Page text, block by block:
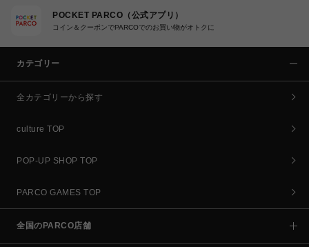
POCKET PARCO（公式アプリ）
コイン＆クーポンでPARCOでのお買い物がオトクに
カテゴリー
全カテゴリーから探す
culture TOP
POP-UP SHOP TOP
PARCO GAMES TOP
全国のPARCO店舗